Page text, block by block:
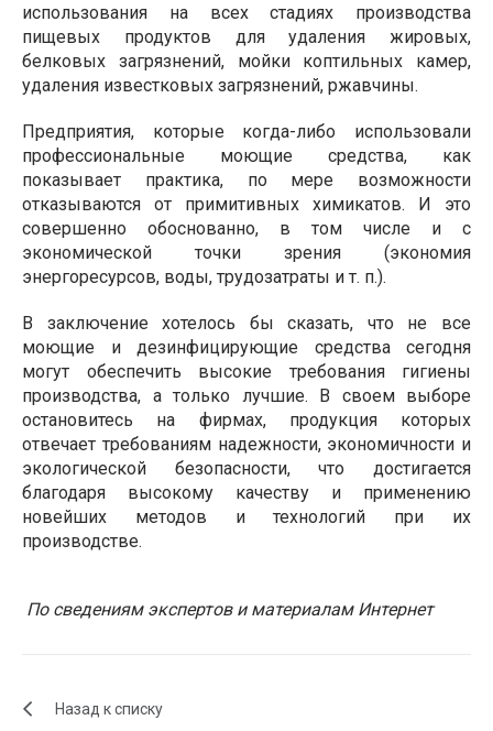
использования на всех стадиях производства
пищевых продуктов для удаления жировых,
белковых загрязнений, мойки коптильных камер,
удаления известковых загрязнений, ржавчины.
Предприятия, которые когда-либо использовали
профессиональные моющие средства, как
показывает практика, по мере возможности
отказываются от примитивных химикатов. И это
совершенно обоснованно, в том числе и с
экономической точки зрения (экономия
энергоресурсов, воды, трудозатраты и т. п.).
В заключение хотелось бы сказать, что не все
моющие и дезинфицирующие средства сегодня
могут обеспечить высокие требования гигиены
производства, а только лучшие. В своем выборе
остановитесь на фирмах, продукция которых
отвечает требованиям надежности, экономичности и
экологической безопасности, что достигается
благодаря высокому качеству и применению
новейших методов и технологий при их
производстве.
По сведениям экспертов и материалам Интернет
Назад к списку